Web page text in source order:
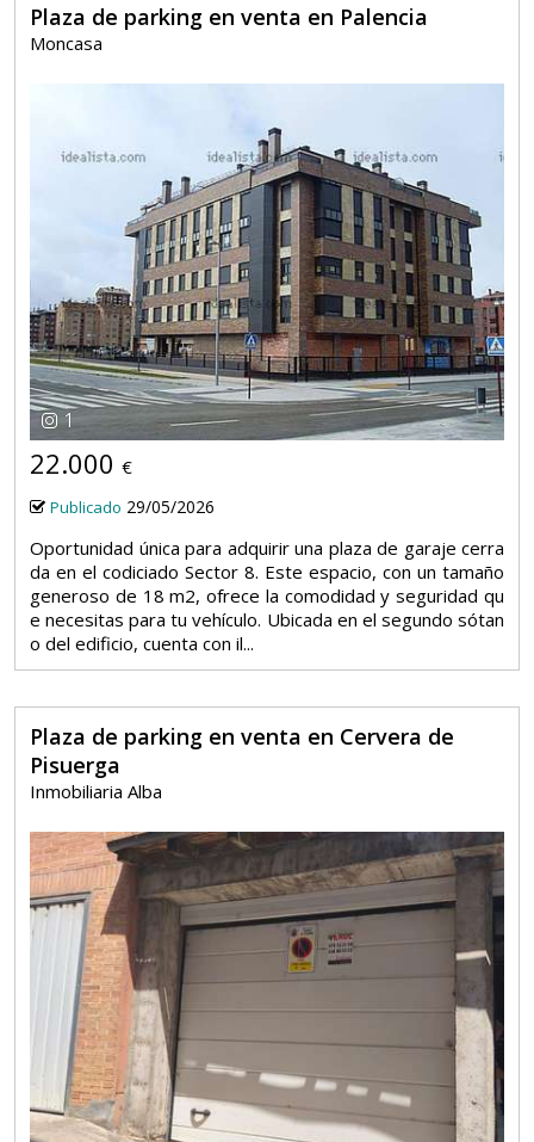
Plaza de parking en venta en Palencia
Moncasa
1
22.000 €
Publicado 29/05/2026
Oportunidad única para adquirir una plaza de garaje cerra
da en el codiciado Sector 8. Este espacio, con un tamaño
generoso de 18 m2, ofrece la comodidad y seguridad qu
e necesitas para tu vehículo. Ubicada en el segundo sótan
o del edificio, cuenta con il...
Plaza de parking en venta en Cervera de
Pisuerga
Inmobiliaria Alba